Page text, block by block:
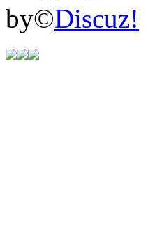
by©Discuz!